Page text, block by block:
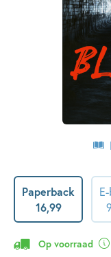
Paperback
16,99
9
Op voorraad